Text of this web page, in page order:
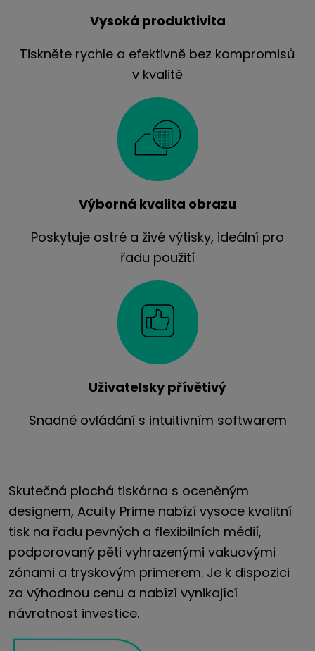
Vysoká produktivita
Tiskněte rychle a efektivně bez kompromisů
v kvalitě
Výborná kvalita obrazu
Poskytuje ostré a živé výtisky, ideální pro
řadu použití
Uživatelsky přívětivý
Snadné ovládání s intuitivním softwarem
Skutečná plochá tiskárna s oceněným
designem, Acuity Prime nabízí vysoce kvalitní
tisk na řadu pevných a flexibilních médií,
podporovaný pěti vyhrazenými vakuovými
zónami a tryskovým primerem. Je k dispozici
za výhodnou cenu a nabízí vynikající
návratnost investice.